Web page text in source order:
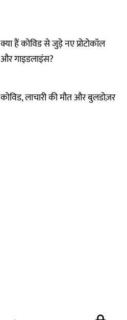
क्या हैं कोविड से जुड़े नए प्रोटोकॉल
और गाइडलाइंस?
कोविड, लाचारी की मौत और बुलडोज़र